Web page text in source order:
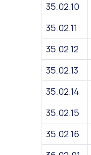
35.02.10
35.02.11
35.02.12
35.02.13
35.02.14
35.02.15
35.02.16